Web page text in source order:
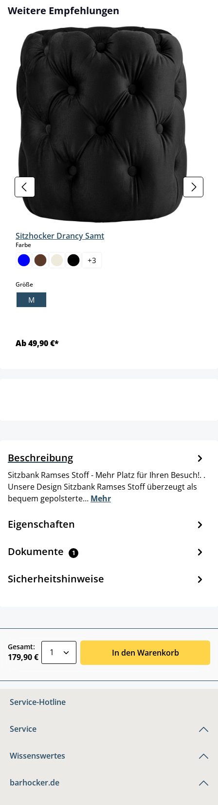
Produktgalerie überspringen
Weitere Empfehlungen
Sitzhocker Drancy Samt
Farbeauswählen
+3
Größeauswählen
M
Ab 49,90 €*
Beschreibung
Sitzbank Ramses Stoff - Mehr Platz für Ihren Besuch!. .
Unsere Design Sitzbank Ramses Stoff überzeugt als
bequem gepolsterte… Mehr
Eigenschaften
Dokumente 1
Sicherheitshinweise
Gesamt:
179,90 € In den Warenkorb
Service-Hotline
Service
Wissenswertes
barhocker.de